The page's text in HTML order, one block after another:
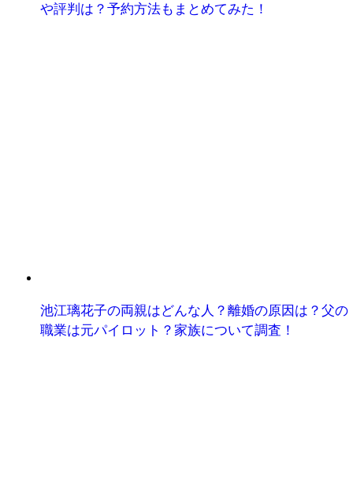
や評判は？予約方法もまとめてみた！
池江璃花子の両親はどんな人？離婚の原因は？父の
職業は元パイロット？家族について調査！